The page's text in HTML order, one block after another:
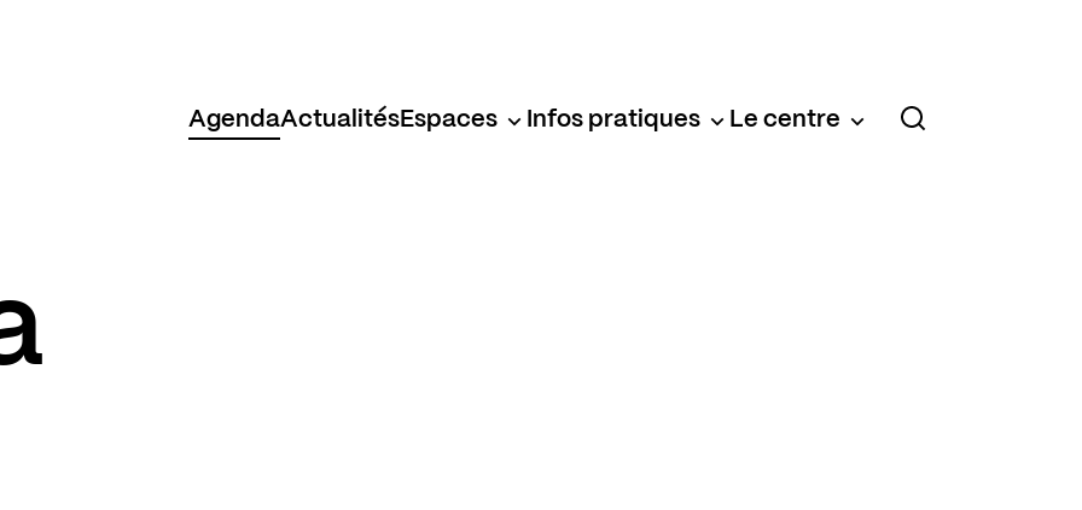
AgendaActualitésEspaces Infos pratiques Le centre